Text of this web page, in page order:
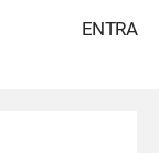
ENTRA